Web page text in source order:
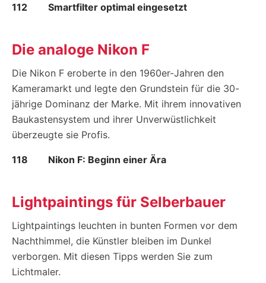
Smartfilter optimal eingesetzt
112
Die analoge Nikon F
Die Nikon F eroberte in den 1960er-Jahren den
Kameramarkt und legte den Grundstein für die 30-
jährige Dominanz der Marke. Mit ihrem innovativen
Baukastensystem und ihrer Unverwüstlichkeit
überzeugte sie Profis.
Nikon F: Beginn einer Ära
118
Lightpaintings für Selberbauer
Lightpaintings leuchten in bunten Formen vor dem
Nachthimmel, die Künstler bleiben im Dunkel
verborgen. Mit diesen Tipps werden Sie zum
Lichtmaler.